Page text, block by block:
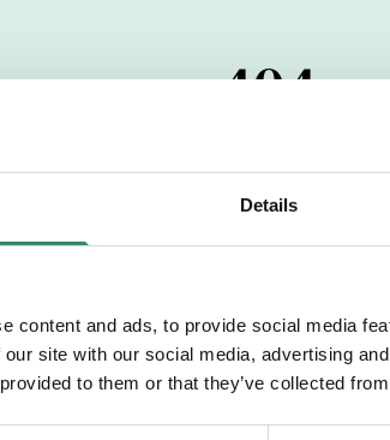
Details
content and ads, to provide social media
site with our social media, advertising
to them or that they’ve collected
404
har passerats. Vi
dig med mer information om våra
Tillbaka till Sverek